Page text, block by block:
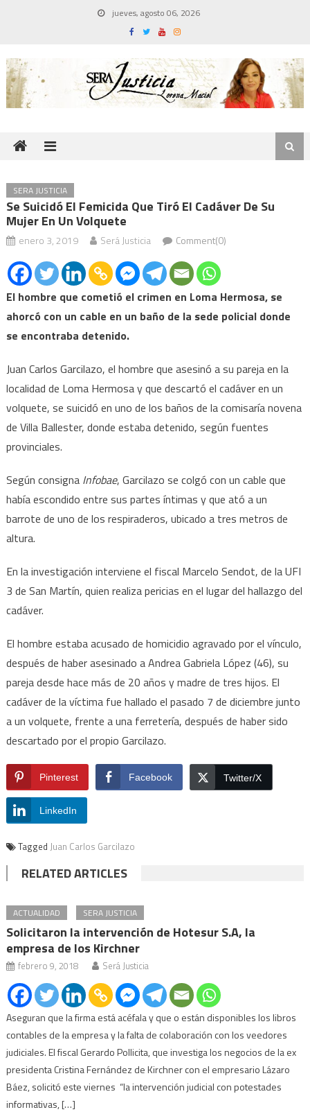
jueves, agosto 06, 2026
SERA JUSTICIA
Se Suicidó El Femicida Que Tiró El Cadáver De Su
Mujer En Un Volquete
enero 3, 2019 Será Justicia Comment(0)
El hombre que cometió el crimen en Loma Hermosa, se
ahorcó con un cable en un baño de la sede policial donde
se encontraba detenido.
Juan Carlos Garcilazo, el hombre que asesinó a su pareja en la
localidad de Loma Hermosa y que descartó el cadáver en un
volquete, se suicidó en uno de los baños de la comisaría novena
de Villa Ballester, donde estaba detenido, según fuentes
provinciales.
Según consigna Infobae, Garcilazo se colgó con un cable que
había escondido entre sus partes íntimas y que ató a un
barrote de uno de los respiraderos, ubicado a tres metros de
altura.
En la investigación interviene el fiscal Marcelo Sendot, de la UFI
3 de San Martín, quien realiza pericias en el lugar del hallazgo del
cadáver.
El hombre estaba acusado de homicidio agravado por el vínculo,
después de haber asesinado a Andrea Gabriela López (46), su
pareja desde hace más de 20 años y madre de tres hijos. El
cadáver de la víctima fue hallado el pasado 7 de diciembre junto
a un volquete, frente a una ferretería, después de haber sido
descartado por el propio Garcilazo.
Pinterest Facebook Twitter/X
LinkedIn
Tagged Juan Carlos Garcilazo
RELATED ARTICLES
ACTUALIDAD SERA JUSTICIA
Solicitaron la intervención de Hotesur S.A, la
empresa de los Kirchner
febrero 9, 2018 Será Justicia
Aseguran que la firma está acéfala y que o están disponibles los libros
contables de la empresa y la falta de colaboración con los veedores
judiciales. El fiscal Gerardo Pollicita, que investiga los negocios de la ex
presidenta Cristina Fernández de Kirchner con el empresario Lázaro
Báez, solicitó este viernes “la intervención judicial con potestades
informativas, […]